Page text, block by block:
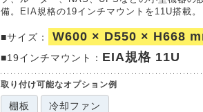
備。EIA規格の19インチマウントを11U搭載。
■サイズ： W600 × D550 × H668
■19インチマウント： EIA規格 11U
取り付け可能なオプション例
棚板 冷却ファン